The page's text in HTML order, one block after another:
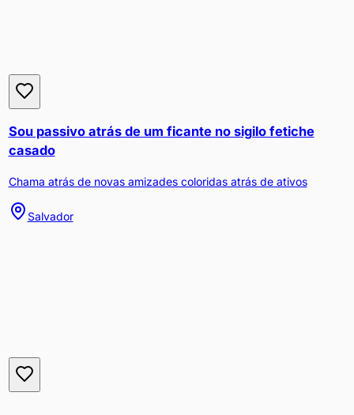
Sou passivo atrás de um ficante no sigilo fetiche
casado
Chama atrás de novas amizades coloridas atrás de ativos
Salvador